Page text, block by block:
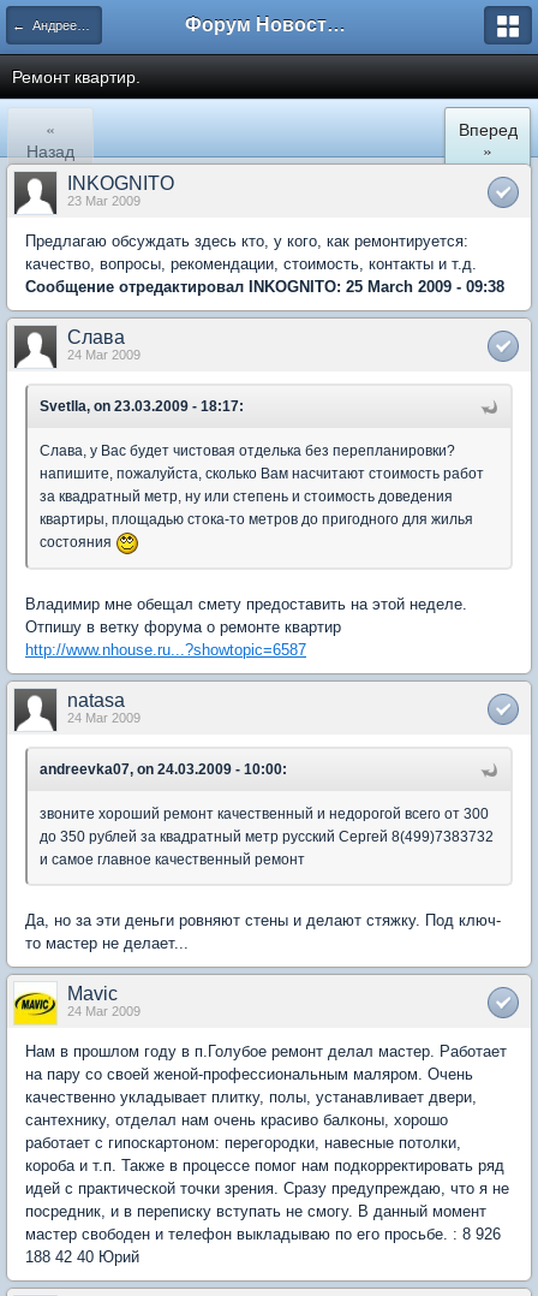
← Андреевка Форум Новостройки
Ремонт квартир.
«
Назад
Вперед
»
INKOGNITO
23 Mar 2009
Предлагаю обсуждать здесь кто, у кого, как ремонтируется:
качество, вопросы, рекомендации, стоимость, контакты и т.д.
Сообщение отредактировал INKOGNITO: 25 March 2009 - 09:38
Слава
24 Mar 2009
Svetlla, on 23.03.2009 - 18:17:
Слава, у Вас будет чистовая отделька без перепланировки?
напишите, пожалуйста, сколько Вам насчитают стоимость работ
за квадратный метр, ну или степень и стоимость доведения
квартиры, площадью стока-то метров до пригодного для жилья
состояния
Владимир мне обещал смету предоставить на этой неделе.
Отпишу в ветку форума о ремонте квартир
http://www.nhouse.ru...?showtopic=6587
natasa
24 Mar 2009
andreevka07, on 24.03.2009 - 10:00:
звоните хороший ремонт качественный и недорогой всего от 300
до 350 рублей за квадратный метр русский Сергей 8(499)7383732
и самое главное качественный ремонт
Да, но за эти деньги ровняют стены и делают стяжку. Под ключ-
то мастер не делает...
Mavic
24 Mar 2009
Нам в прошлом году в п.Голубое ремонт делал мастер. Работает
на пару со своей женой-профессиональным маляром. Очень
качественно укладывает плитку, полы, устанавливает двери,
сантехнику, отделал нам очень красиво балконы, хорошо
работает с гипоскартоном: перегородки, навесные потолки,
короба и т.п. Также в процессе помог нам подкорректировать ряд
идей с практической точки зрения. Сразу предупреждаю, что я не
посредник, и в переписку вступать не смогу. В данный момент
мастер свободен и телефон выкладываю по его просьбе. : 8 926
188 42 40 Юрий